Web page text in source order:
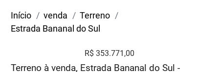
Início venda
Terreno
Estrada Bananal do Sul
R$ 353.771,00
Terreno à venda, Estrada Bananal do Sul -